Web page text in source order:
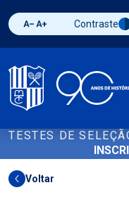
Diminuir fonte
Aumentar fonte
Alternar
Contraste
TESTES DE
Voltar